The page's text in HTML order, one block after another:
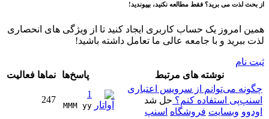
از بحث لذت می برید؟ فقط مطالعه نکنید، بپیوندید!
همین امروز یک حساب کاربری ایجاد کنید تا از ویژگی های انحصاری
لذت ببرید و با جامعه عالی ما تعامل داشته باشید!
ثبت نام
نوشته های مرتبط
پاسخ‌ها نماها فعالیت
چگونه می‌توانم از سرویس اعتباری
اسنپ‌پی استفاده کنم؟ حل شد
اودوو وبسایت فروشگاه اسنپ
1
MMM yy
247